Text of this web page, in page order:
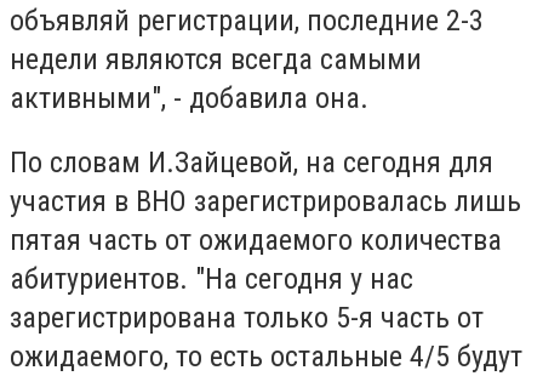
объявляй регистрации, последние 2-3
недели являются всегда самыми
активными", - добавила она.
По словам И.Зайцевой, на сегодня для
участия в ВНО зарегистрировалась лишь
пятая часть от ожидаемого количества
абитуриентов. "На сегодня у нас
зарегистрирована только 5-я часть от
ожидаемого, то есть остальные 4/5 будут